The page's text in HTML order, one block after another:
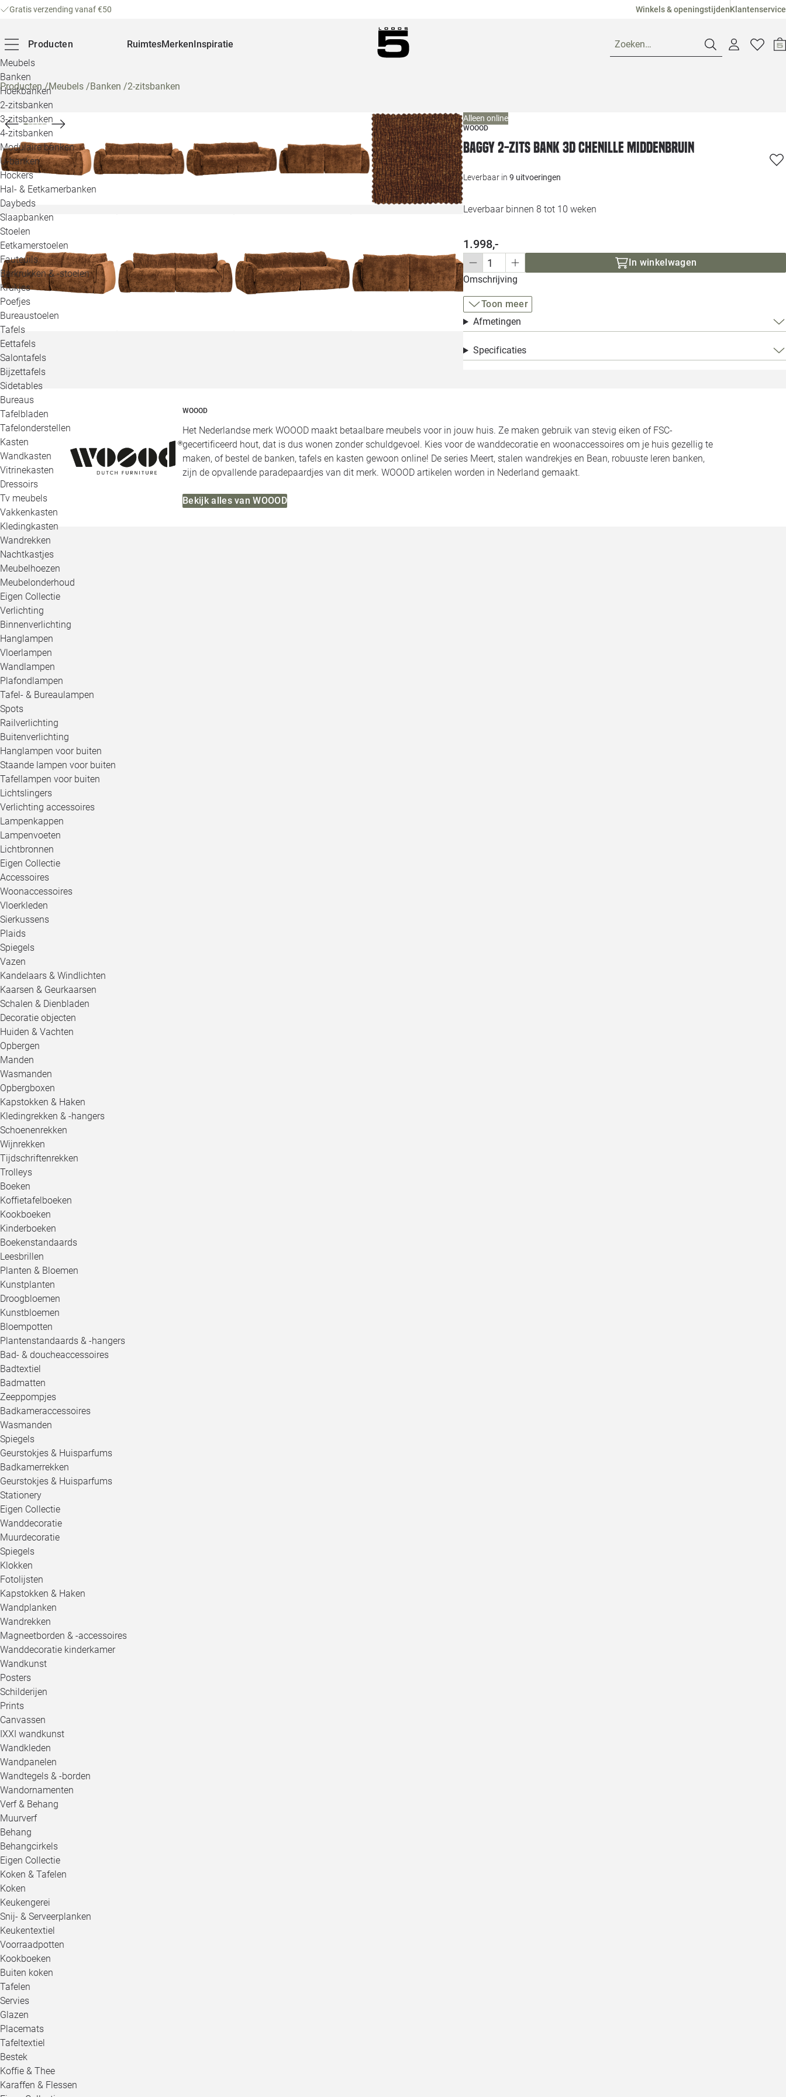
Gratis verzending vanaf €50 Winkels & openingstijdenKlantenservice
Producten
Meubels
Banken
Hoekbanken
2-zitsbanken
3-zitsbanken
4-zitsbanken
Modulaire banken
U-banken
Hockers
Hal- & Eetkamerbanken
Daybeds
Slaapbanken
Stoelen
Eetkamerstoelen
Fauteuils
Barkrukken & -stoelen
Krukjes
Poefjes
Bureaustoelen
Tafels
Eettafels
Salontafels
Bijzettafels
Sidetables
Bureaus
Tafelbladen
Tafelonderstellen
Kasten
Wandkasten
Vitrinekasten
Dressoirs
Tv meubels
Vakkenkasten
Kledingkasten
Wandrekken
Nachtkastjes
Meubelhoezen
Meubelonderhoud
Eigen Collectie
Verlichting
Binnenverlichting
Hanglampen
Vloerlampen
Wandlampen
Plafondlampen
Tafel- & Bureaulampen
Spots
Railverlichting
Buitenverlichting
Hanglampen voor buiten
Staande lampen voor buiten
Tafellampen voor buiten
Lichtslingers
Verlichting accessoires
Lampenkappen
Lampenvoeten
Lichtbronnen
Eigen Collectie
Accessoires
Woonaccessoires
Vloerkleden
Sierkussens
Plaids
Spiegels
Vazen
Kandelaars & Windlichten
Kaarsen & Geurkaarsen
Schalen & Dienbladen
Decoratie objecten
Huiden & Vachten
Opbergen
Manden
Wasmanden
Opbergboxen
Kapstokken & Haken
Kledingrekken & -hangers
Schoenenrekken
Wijnrekken
Tijdschriftenrekken
Trolleys
Boeken
Koffietafelboeken
Kookboeken
Kinderboeken
Boekenstandaards
Leesbrillen
Planten & Bloemen
Kunstplanten
Droogbloemen
Kunstbloemen
Bloempotten
Plantenstandaards & -hangers
Bad- & doucheaccessoires
Badtextiel
Badmatten
Zeeppompjes
Badkameraccessoires
Wasmanden
Spiegels
Geurstokjes & Huisparfums
Badkamerrekken
Geurstokjes & Huisparfums
Stationery
Eigen Collectie
Wanddecoratie
Muurdecoratie
Spiegels
Klokken
Fotolijsten
Kapstokken & Haken
Wandplanken
Wandrekken
Magneetborden & -accessoires
Wanddecoratie kinderkamer
Wandkunst
Posters
Schilderijen
Prints
Canvassen
IXXI wandkunst
Wandkleden
Wandpanelen
Wandtegels & -borden
Wandornamenten
Verf & Behang
Muurverf
Behang
Behangcirkels
Eigen Collectie
Koken & Tafelen
Koken
Keukengerei
Snij- & Serveerplanken
Keukentextiel
Voorraadpotten
Kookboeken
Buiten koken
Tafelen
Servies
Glazen
Placemats
Tafeltextiel
Bestek
Koffie & Thee
Karaffen & Flessen
RuimtesMerkenInspiratie Zoeken…
Alle
Producten/Meubels /Banken /2-zitsbanken
Alleen online
WOOOD
Baggy 2-zits bank 3d chenille middenbruin
Leverbaar in 9 uitvoeringen
Leverbaar binnen 8 tot 10 weken
1.998,-
In winkelwagen
Omschrijving
Toon meer
Afmetingen
Specificaties
WOOOD
Het Nederlandse merk WOOOD maakt betaalbare meubels voor in jouw huis. Ze maken gebruik van stevig eiken of FSC-
gecertificeerd hout, dat is dus wonen zonder schuldgevoel. Kies voor de wanddecoratie en woonaccessoires om je huis gezellig te
maken, of bestel de banken, tafels en kasten gewoon online! De series Meert, stalen wandrekjes en Bean, robuuste leren banken,
zijn de opvallende paradepaardjes van dit merk. WOOOD artikelen worden in Nederland gemaakt.
Bekijk alles van WOOOD